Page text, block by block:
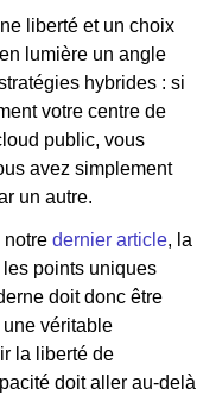
liberté et un choix
lumière un angle
hybrides : si
votre centre de
public, vous
avez simplement
un autre.
notre dernier article, la
points uniques
doit donc être
véritable
la liberté de
doit aller au-delà